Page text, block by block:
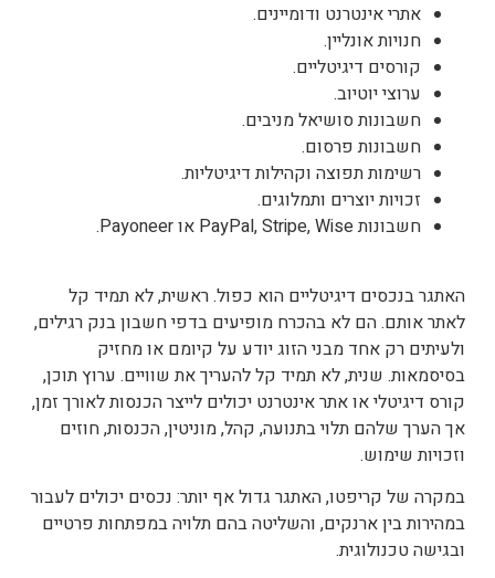
אתרי אינטרנט ודומיינים.
חנויות אונליין.
קורסים דיגיטליים.
ערוצי יוטיוב.
חשבונות סושיאל מניבים.
חשבונות פרסום.
רשימות תפוצה וקהילות דיגיטליות.
זכויות יוצרים ותמלוגים.
חשבונות PayPal, Stripe, Wise או Payoneer.
האתגר בנכסים דיגיטליים הוא כפול. ראשית, לא תמיד קל
לאתר אותם. הם לא בהכרח מופיעים בדפי חשבון בנק רגילים,
ולעיתים רק אחד מבני הזוג יודע על קיומם או מחזיק
בסיסמאות. שנית, לא תמיד קל להעריך את שוויים. ערוץ תוכן,
קורס דיגיטלי או אתר אינטרנט יכולים לייצר הכנסות לאורך זמן,
אך הערך שלהם תלוי בתנועה, קהל, מוניטין, הכנסות, חוזים
וזכויות שימוש.
במקרה של קריפטו, האתגר גדול אף יותר: נכסים יכולים לעבור
במהירות בין ארנקים, והשליטה בהם תלויה במפתחות פרטיים
ובגישה טכנולוגית.